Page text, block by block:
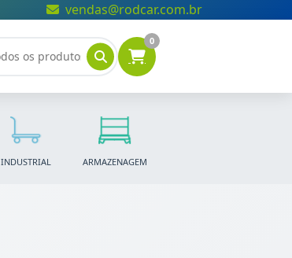
vendas@rodcar.com.br
0
INDUSTRIAL ARMAZENAGEM